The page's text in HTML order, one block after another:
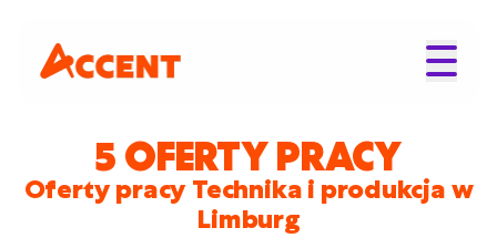
5 OFERTY PRACY
Oferty pracy Technika i produkcja w
Limburg